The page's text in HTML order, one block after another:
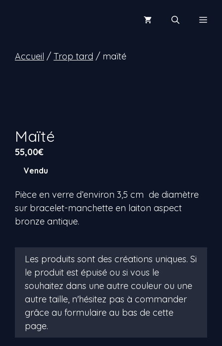
Accueil / Trop tard / maïté
Maïté
55,00€
Vendu
Pièce en verre d’environ 3,5 cm de diamètre
sur bracelet-manchette en laiton aspect
bronze antique.